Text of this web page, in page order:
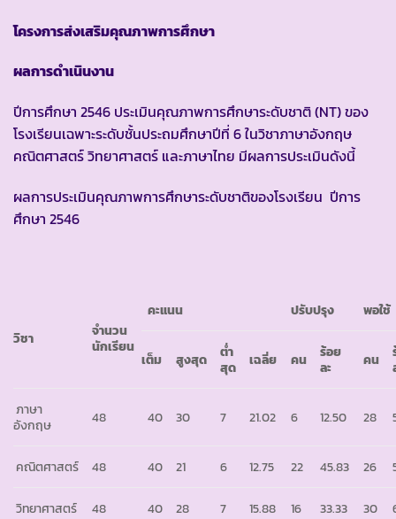
โครงการส่งเสริมคุณภาพการศึกษา
ผลการดำเนินงาน
ปีการศึกษา 2546 ประเมินคุณภาพการศึกษาระดับชาติ (NT) ของ
โรงเรียนเฉพาะระดับชั้นประถมศึกษาปีที่ 6 ในวิชาภาษาอังกฤษ
คณิตศาสตร์ วิทยาศาสตร์ และภาษาไทย มีผลการประเมินดังนี้
ผลการประเมินคุณภาพการศึกษาระดับชาติของโรงเรียน ปีการ
ศึกษา 2546
วิชา
จำนวน
นักเรียน
คะแนน ปรับปรุง พอใช้
เต็ม สูงสุด
ต่ำ
สุด
เฉลี่ย คน
ร้อย
ละ
คน
ภาษา
อังกฤษ
48 40 30 7 21.02 6 12.50 28
คณิตศาสตร์ 48 40 21 6 12.75 22 45.83 26
วิทยาศาสตร์ 48 40 28 7 15.88 16 33.33 30